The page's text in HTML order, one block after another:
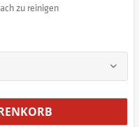
zu reinigen